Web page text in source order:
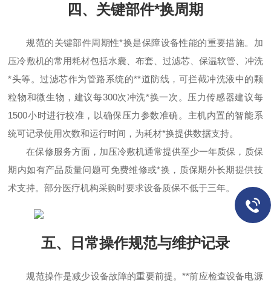
四、关键部件*换周期
规范的关键部件周期性*换是保障设备性能的重要措施。加
压冷敷机的常用耗材包括水囊、布套、过滤芯、保温软管、冲洗
*头等。过滤芯作为管路系统的**道防线，可拦截冲洗液中的颗
粒物和微生物，建议每300次冲洗*换一次。压力传感器建议每
1500小时进行校准，以确保压力参数准确。主机内置的智能系
统可记录使用次数和运行时间，为耗材*换提供数据支持。
在保修服务方面，加压冷敷机通常提供至少一年质保，质保
期内如有产品质量问题可免费维修或*换，质保期外长期提供技
术支持。部分医疗机构采购时要求设备质保不低于三年。
五、日常操作规范与维护记录
规范操作是减少设备故障的重要前提。**前应检查设备电源